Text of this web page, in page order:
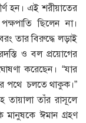
হন। এই শরীয়াতের
ছিলেন না।
তার বিরুদ্ধে লড়াই
ও বল প্রয়োগের
করেছেন। “যার
পথে চলতে থাকুক।”
তায়ালা তাঁর রাসূলে
মানুষকে ঈমান গ্রহণ